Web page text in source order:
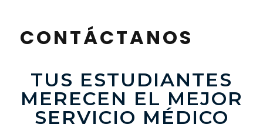
CONTÁCTANOS
TUS ESTUDIANTES
MERECEN EL MEJOR
SERVICIO MÉDICO